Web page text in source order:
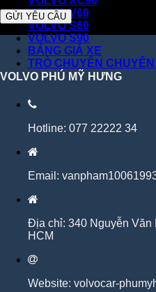
VOLVO V60
VOLVO S60
VOLVO S90
BẢNG GIÁ XE
TRÒ CHUYỆN CHUYÊN
VOLVO PHÚ MỸ HƯNG
Hotline: 077 22222 34
Email:
Địa chỉ: 340 Nguyễn Văn
HCM
Website: volvocar-